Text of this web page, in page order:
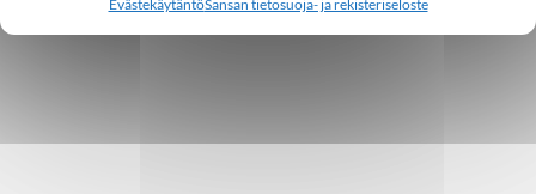
EvästekäytäntöSansan tietosuoja- ja rekisteriseloste